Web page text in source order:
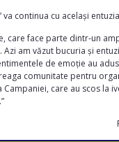
va continua cu același
care face parte dintr-un
Azi am văzut bucuria și
de emoție au
comunitate pentru
care au scos la